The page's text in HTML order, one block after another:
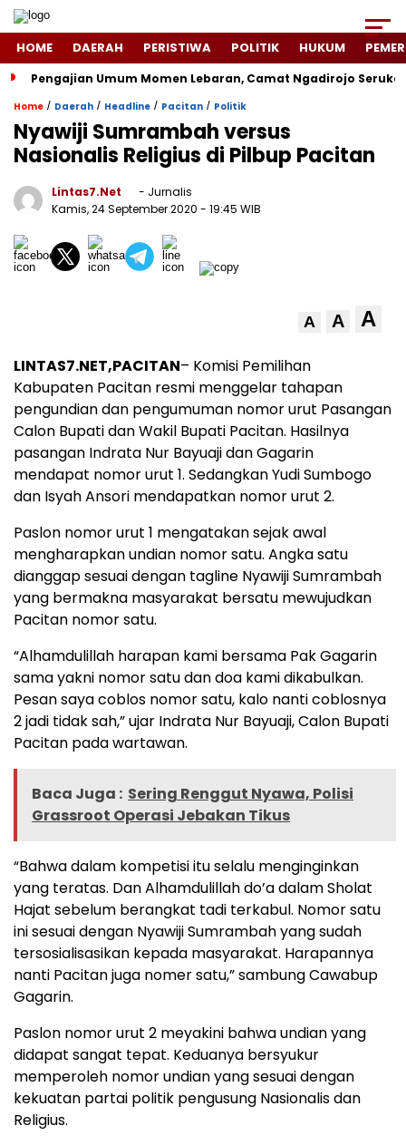
HOME DAERAH PERISTIWA POLITIK HUKUM
Pengajian Umum Momen Lebaran, Camat Ngadirojo
Home / Daerah / Headline / Pacitan / Politik
Nyawiji Sumrambah versus
Nasionalis Religius di Pilbup Pacitan
Lintas7.net
- Jurnalis
Kamis, 24 September 2020 - 19:45 WIB
A A A
LINTAS7.NET,PACITAN– Komisi Pemilihan
Kabupaten Pacitan resmi menggelar tahapan
pengundian dan pengumuman nomor urut Pasangan
Calon Bupati dan Wakil Bupati Pacitan. Hasilnya
pasangan Indrata Nur Bayuaji dan Gagarin
mendapat nomor urut 1. Sedangkan Yudi Sumbogo
dan Isyah Ansori mendapatkan nomor urut 2.
Paslon nomor urut 1 mengatakan sejak awal
mengharapkan undian nomor satu. Angka satu
dianggap sesuai dengan tagline Nyawiji Sumrambah
yang bermakna masyarakat bersatu mewujudkan
Pacitan nomor satu.
“Alhamdulillah harapan kami bersama Pak Gagarin
sama yakni nomor satu dan doa kami dikabulkan.
Pesan saya coblos nomor satu, kalo nanti coblosnya
2 jadi tidak sah,” ujar Indrata Nur Bayuaji, Calon Bupati
Pacitan pada wartawan.
Baca Juga : Sering Renggut Nyawa, Polisi
Grassroot Operasi Jebakan Tikus
“Bahwa dalam kompetisi itu selalu menginginkan
yang teratas. Dan Alhamdulillah do’a dalam Sholat
Hajat sebelum berangkat tadi terkabul. Nomor satu
ini sesuai dengan Nyawiji Sumrambah yang sudah
tersosialisasikan kepada masyarakat. Harapannya
nanti Pacitan juga nomer satu,” sambung Cawabup
Gagarin.
Paslon nomor urut 2 meyakini bahwa undian yang
didapat sangat tepat. Keduanya bersyukur
memperoleh nomor undian yang sesuai dengan
kekuatan partai politik pengusung Nasionalis dan
Religius.